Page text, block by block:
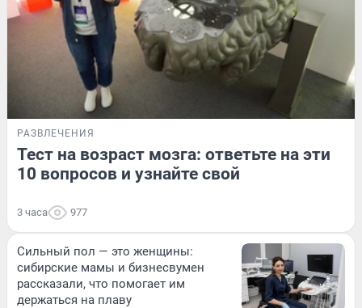
РАЗВЛЕЧЕНИЯ
Тест на возраст мозга: ответьте на эти
10 вопросов и узнайте свой
3 часа 977
Сильный пол — это женщины:
сибирские мамы и бизнесвумен
рассказали, что помогает им
держаться на плаву